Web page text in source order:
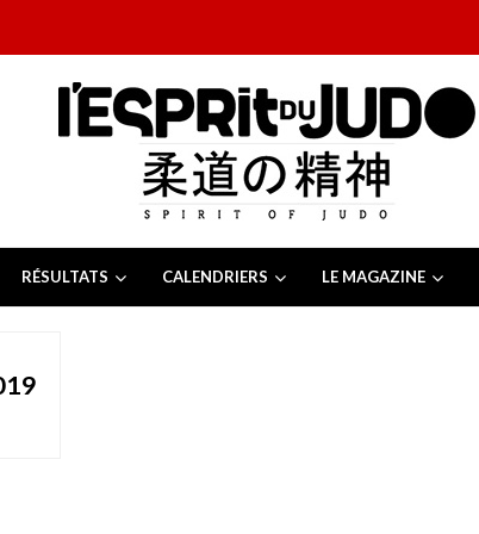
RÉSULTATS CALENDRIERS LE MAGAZINE
2026
13 juillet 2026